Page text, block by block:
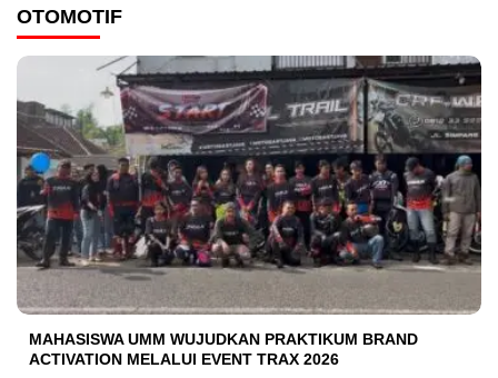
OTOMOTIF
MAHASISWA UMM WUJUDKAN PRAKTIKUM BRAND
ACTIVATION MELALUI EVENT TRAX 2026